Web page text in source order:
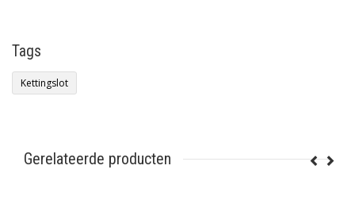
Tags
Kettingslot
Gerelateerde producten